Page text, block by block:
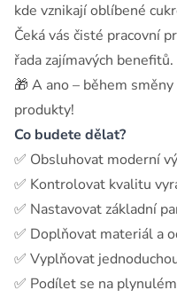
kde vznikají oblíbené
Čeká vás čisté pracovní
řada zajímavých benefitů.
🎁 A ano – během
produkty!
Co budete dělat?
✅ Obsluhovat moderní
✅ Kontrolovat kvalitu
✅ Nastavovat základní
✅ Doplňovat materiál a
✅ Vyplňovat
✅ Podílet se na